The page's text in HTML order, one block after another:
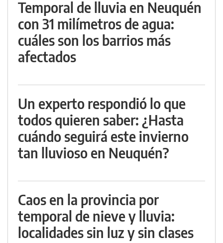
Temporal de lluvia en Neuquén
con 31 milímetros de agua:
cuáles son los barrios más
afectados
Un experto respondió lo que
todos quieren saber: ¿Hasta
cuándo seguirá este invierno
tan lluvioso en Neuquén?
Caos en la provincia por
temporal de nieve y lluvia:
localidades sin luz y sin clases